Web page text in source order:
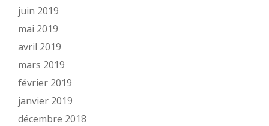
juin 2019
mai 2019
avril 2019
mars 2019
février 2019
janvier 2019
décembre 2018